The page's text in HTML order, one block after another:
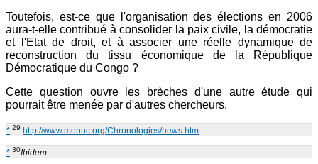
Toutefois, est-ce que l'organisation des élections en 2006
aura-t-elle contribué à consolider la paix civile, la démocratie
et l'Etat de droit, et à associer une réelle dynamique de
reconstruction du tissu économique de la République
Démocratique du Congo ?
Cette question ouvre les brèches d'une autre étude qui
pourrait être menée par d'autres chercheurs.
* 29 http://www.monuc.org/Chronologies/news.htm
* 30Ibidem